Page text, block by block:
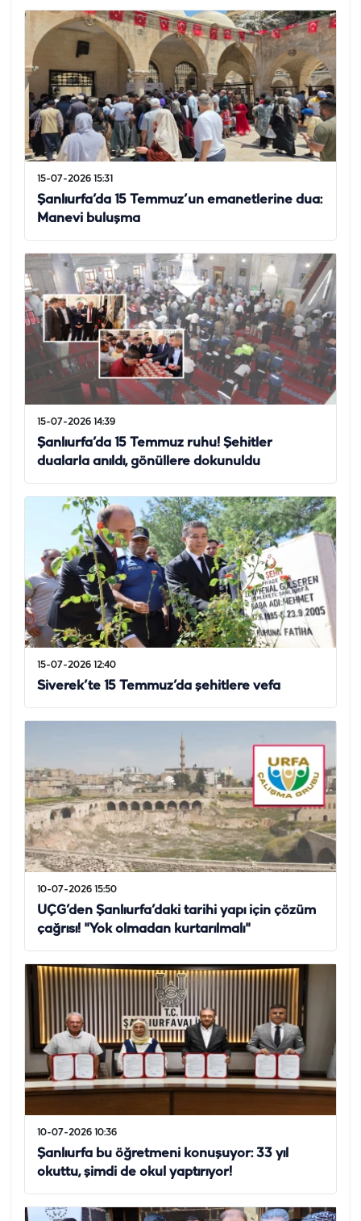
15-07-2026 15:31
Şanlıurfa’da 15 Temmuz’un emanetlerine dua:
Manevi buluşma
15-07-2026 14:39
Şanlıurfa’da 15 Temmuz ruhu! Şehitler
dualarla anıldı, gönüllere dokunuldu
15-07-2026 12:40
Siverek’te 15 Temmuz’da şehitlere vefa
10-07-2026 15:50
UÇG’den Şanlıurfa’daki tarihi yapı için çözüm
çağrısı! "Yok olmadan kurtarılmalı"
10-07-2026 10:36
Şanlıurfa bu öğretmeni konuşuyor: 33 yıl
okuttu, şimdi de okul yaptırıyor!